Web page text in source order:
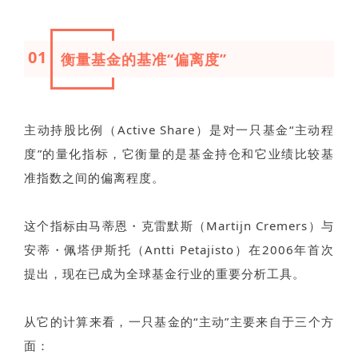
01 衡量基金的基准“偏离度”
主动持股比例（Active Share）是对一只基金“主动程
度”的量化指标，它衡量的是基金持仓和它业绩比较基
准指数之间的偏离程度。
这个指标由马蒂恩・克雷默斯（Martijn Cremers）与
安蒂・佩塔伊斯托（Antti Petajisto）在2006年首次
提出，现在已成为全球基金行业的重要分析工具。
从它的计算来看，一只基金的“主动”主要来自于三个方
面：